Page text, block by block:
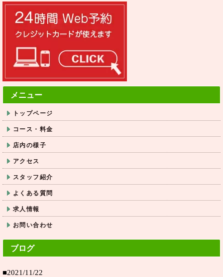
メニュー
トップページ
コース・料金
店内の様子
アクセス
スタッフ紹介
よくある質問
求人情報
お問い合わせ
ブログ
■2021/11/22